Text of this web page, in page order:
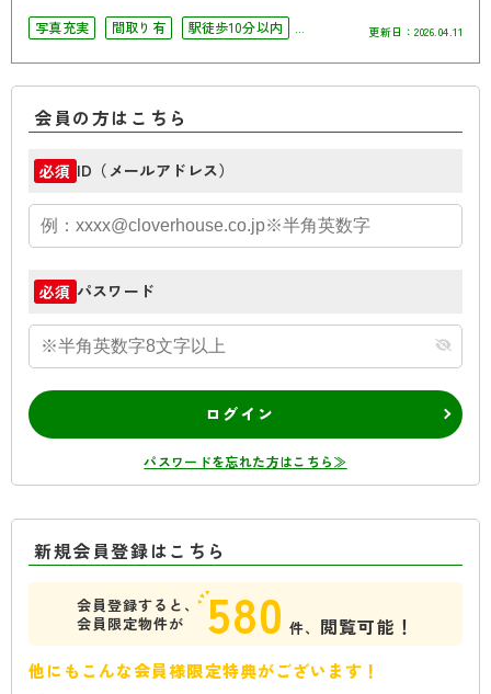
写真充実
間取り有
駅徒歩10分以内
更新日： 2026.04.11
会員の方はこちら
必須 ID（メールアドレス）
必須 パスワード
ログイン
パスワードを忘れた方はこちら≫
新規会員登録はこちら
会員登録すると、
会員限定物件が
580 件、 閲覧可能！
他にもこんな会員様限定特典がございます！